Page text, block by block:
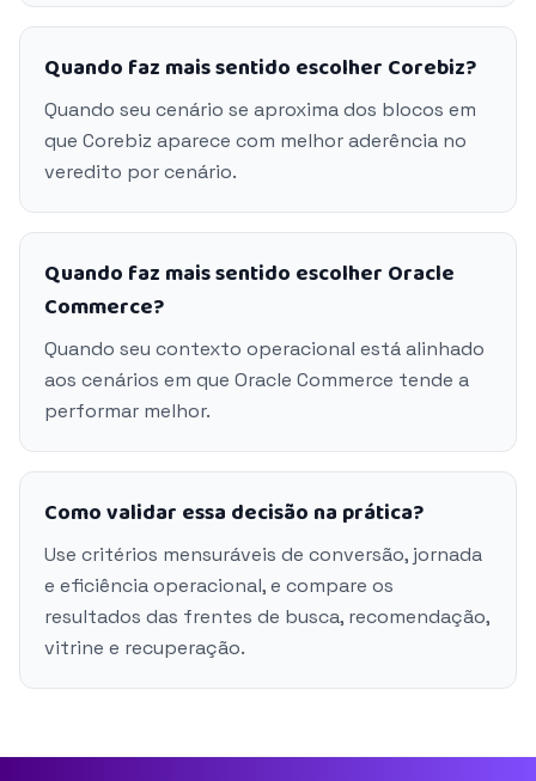
Quando faz mais sentido escolher Corebiz?
Quando seu cenário se aproxima dos blocos em
que Corebiz aparece com melhor aderência no
veredito por cenário.
Quando faz mais sentido escolher Oracle
Commerce?
Quando seu contexto operacional está alinhado
aos cenários em que Oracle Commerce tende a
performar melhor.
Como validar essa decisão na prática?
Use critérios mensuráveis de conversão, jornada
e eficiência operacional, e compare os
resultados das frentes de busca, recomendação,
vitrine e recuperação.